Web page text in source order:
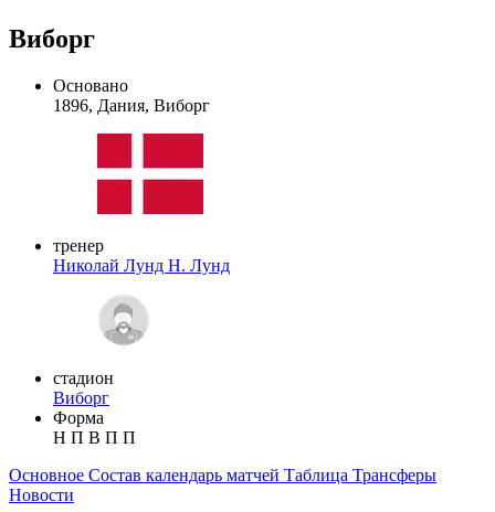
Виборг
Основано
1896, Дания, Виборг
тренер
Николай Лунд Н. Лунд
стадион
Виборг
Форма
Н П В П П
Основное Состав календарь матчей Таблица Трансферы
Новости